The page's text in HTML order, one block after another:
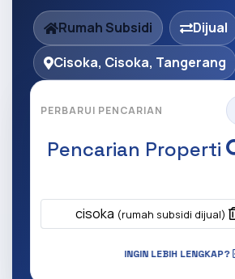
Rumah Subsidi
Dijual
Cisoka, Cisoka, Tangerang
PERBARUI PENCARIAN
Pencarian Properti
cisoka (rumah subsidi dijual)
INGIN LEBIH LENGKAP?